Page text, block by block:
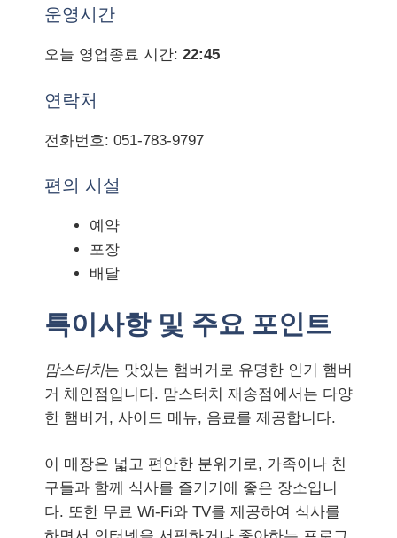
운영시간
오늘 영업종료 시간: 22:45
연락처
전화번호: 051-783-9797
편의 시설
예약
포장
배달
특이사항 및 주요 포인트
맘스터치는 맛있는 햄버거로 유명한 인기 햄버
거 체인점입니다. 맘스터치 재송점에서는 다양
한 햄버거, 사이드 메뉴, 음료를 제공합니다.
이 매장은 넓고 편안한 분위기로, 가족이나 친
구들과 함께 식사를 즐기기에 좋은 장소입니
다. 또한 무료 Wi-Fi와 TV를 제공하여 식사를